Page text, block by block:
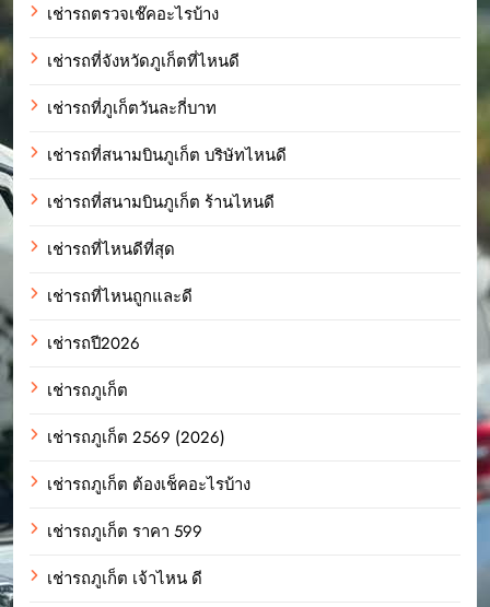
เช่ารถตรวจเช๊คอะไรบ้าง
เช่ารถที่จังหวัดภูเก็ตที่ไหนดี
เช่ารถที่ภูเก็ตวันละกี่บาท
เช่ารถที่สนามบินภูเก็ต บริษัทไหนดี
เช่ารถที่สนามบินภูเก็ต ร้านไหนดี
เช่ารถที่ไหนดีที่สุด
เช่ารถที่ไหนถูกและดี
เช่ารถปี2026
เช่ารถภูเก็ต
เช่ารถภูเก็ต 2569 (2026)
เช่ารถภูเก็ต ต้องเช็คอะไรบ้าง
เช่ารถภูเก็ต ราคา 599
เช่ารถภูเก็ต เจ้าไหน ดี